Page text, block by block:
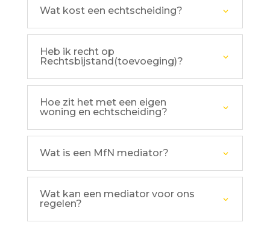
Wat kost een echtscheiding?
Heb ik recht op
Rechtsbijstand(toevoeging)?
Hoe zit het met een eigen
woning en echtscheiding?
Wat is een MfN mediator?
Wat kan een mediator voor ons
regelen?